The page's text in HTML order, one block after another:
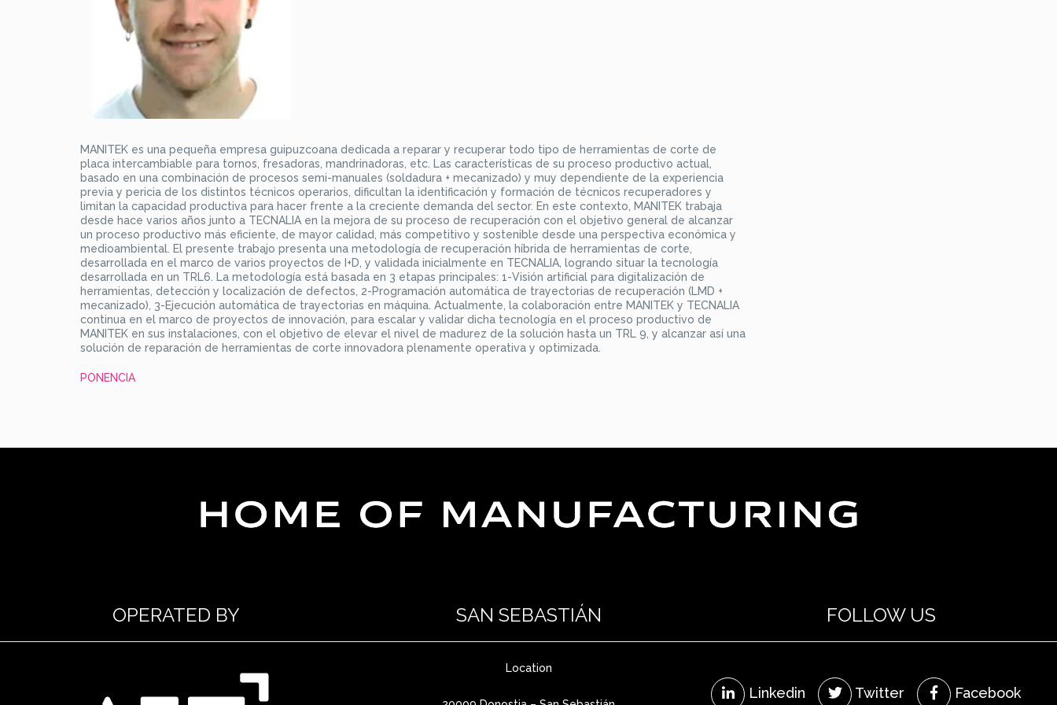
MANITEK es una pequeña empresa guipuzcoana dedicada a reparar y recuperar todo tipo de herramientas de corte de
placa intercambiable para tornos, fresadoras, mandrinadoras, etc. Las características de su proceso productivo actual,
basado en una combinación de procesos semi-manuales (soldadura + mecanizado) y muy dependiente de la experiencia
previa y pericia de los distintos técnicos operarios, dificultan la identificación y formación de técnicos recuperadores y
limitan la capacidad productiva para hacer frente a la creciente demanda del sector. En este contexto, MANITEK trabaja
desde hace varios años junto a TECNALIA en la mejora de su proceso de recuperación con el objetivo general de alcanzar
un proceso productivo más eficiente, de mayor calidad, más competitivo y sostenible desde una perspectiva económica y
medioambiental. El presente trabajo presenta una metodología de recuperación híbrida de herramientas de corte,
desarrollada en el marco de varios proyectos de I+D, y validada inicialmente en TECNALIA, logrando situar la tecnología
desarrollada en un TRL6. La metodología está basada en 3 etapas principales: 1-Visión artificial para digitalización de
herramientas, detección y localización de defectos, 2-Programación automática de trayectorias de recuperación (LMD +
mecanizado), 3-Ejecución automática de trayectorias en máquina. Actualmente, la colaboración entre MANITEK y TECNALIA
continua en el marco de proyectos de innovación, para escalar y validar dicha tecnología en el proceso productivo de
MANITEK en sus instalaciones, con el objetivo de elevar el nivel de madurez de la solución hasta un TRL 9, y alcanzar así una
solución de reparación de herramientas de corte innovadora plenamente operativa y optimizada.
PONENCIA
OPERATED BY SAN SEBASTIÁN
Location
FOLLOW US
Linkedin Twitter Facebook